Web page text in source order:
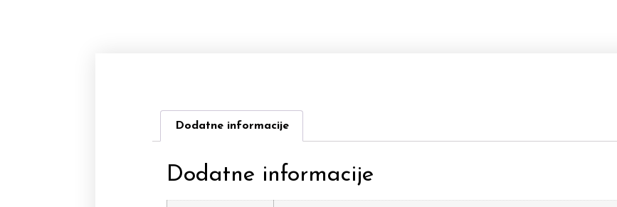
Dodatne informacije
Dodatne informacije